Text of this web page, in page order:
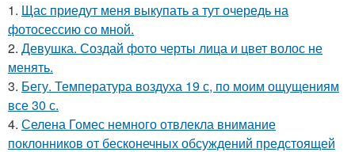
1. Щас приедут меня выкупать а тут очередь на
фотосессию со мной.
2. Девушка. Создай фото черты лица и цвет волос не
менять.
3. Бегу. Температура воздуха 19 с, по моим ощущениям
все 30 с.
4. Селена Гомес немного отвлекла внимание
поклонников от бесконечных обсуждений предстоящей